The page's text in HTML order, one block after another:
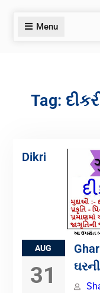
Menu
Tag:
AUG
31
Dikri